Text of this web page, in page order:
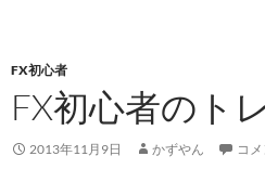
FX初心者
FX初心者のト
2013年11月9日 かずやん コ